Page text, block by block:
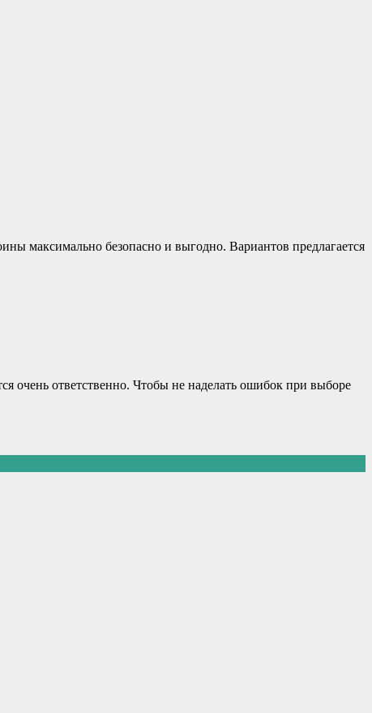
максимально безопасно и выгодно. Вариантов предлагается
очень ответственно. Чтобы не наделать ошибок при выборе